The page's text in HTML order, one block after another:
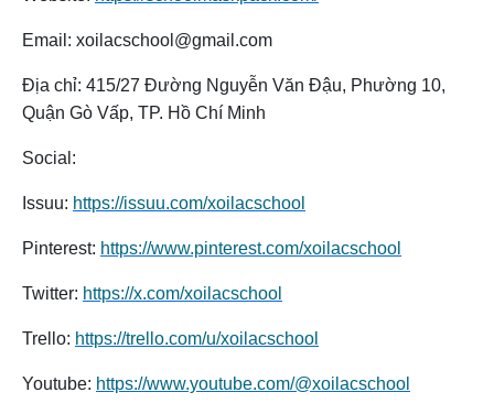
Email: xoilacschool@gmail.com
Địa chỉ: 415/27 Đường Nguyễn Văn Đậu, Phường 10,
Quận Gò Vấp, TP. Hồ Chí Minh
Social:
Issuu: https://issuu.com/xoilacschool
Pinterest: https://www.pinterest.com/xoilacschool
Twitter: https://x.com/xoilacschool
Trello: https://trello.com/u/xoilacschool
Youtube: https://www.youtube.com/@xoilacschool